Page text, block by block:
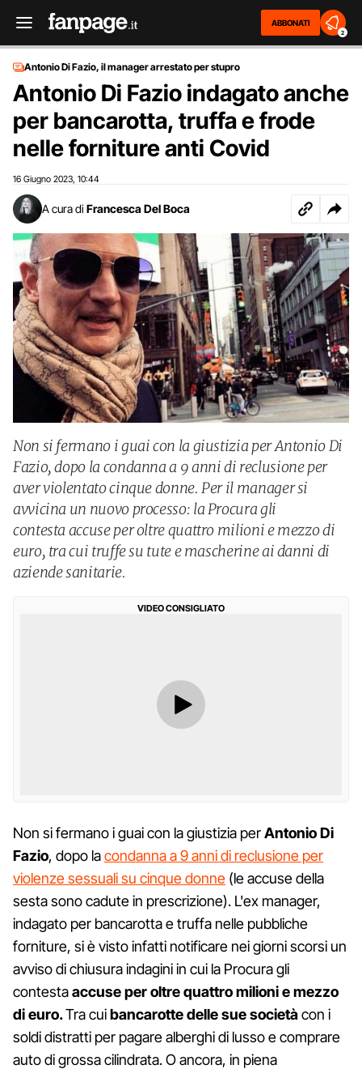
ABBONATI
2
Antonio Di Fazio, il manager arrestato per stupro
Antonio Di Fazio indagato anche
per bancarotta, truffa e frode
nelle forniture anti Covid
16 Giugno 2023 10:44
A cura di Francesca Del Boca
Non si fermano i guai con la giustizia per Antonio Di
Fazio, dopo la condanna a 9 anni di reclusione per
aver violentato cinque donne. Per il manager si
avvicina un nuovo processo: la Procura gli
contesta accuse per oltre quattro milioni e mezzo di
euro, tra cui truffe su tute e mascherine ai danni di
aziende sanitarie.
VIDEO CONSIGLIATO
Non si fermano i guai con la giustizia perAntonio Di
Fazio, dopo lacondanna a 9 anni di reclusione per
violenze sessuali su cinque donne (le accuse della
sesta sono cadute in prescrizione). L'ex manager,
indagato per bancarotta e truffa nelle pubbliche
forniture, si è visto infatti notificare nei giorni scorsi un
avviso di chiusura indagini in cui la Procura gli
contestaaccuse per oltre quattro milioni e mezzo
di euro.Tra cuibancarotte delle sue societàcon i
soldi distratti per pagare alberghi di lusso e comprare
auto di grossa cilindrata. O ancora, in piena